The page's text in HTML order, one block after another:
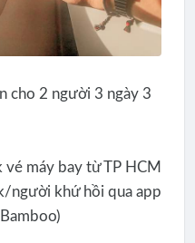
cho 2 người 3 ngày 3
máy bay từ TP HCM
người khứ hồi qua app